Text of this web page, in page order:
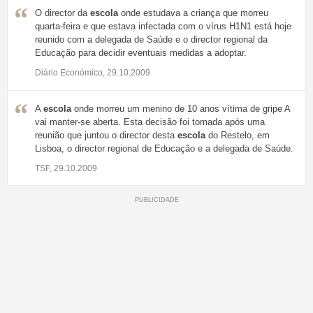
O director da escolaonde estudava a criança que morreu
quarta-feira e que estava infectada com o vírus H1N1 está hoje
reunido com a delegada de Saúde e o director regional da
Educação para decidir eventuais medidas a adoptar.
Diário Económico, 29.10.2009
A escolaonde morreu um menino de 10 anos vítima de gripe A
vai manter-se aberta. Esta decisão foi tomada após uma
reunião que juntou o director desta escolado Restelo, em
Lisboa, o director regional de Educação e a delegada de Saúde.
TSF, 29.10.2009